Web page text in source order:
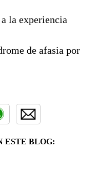
la experiencia
de afasia por
ESTE BLOG: